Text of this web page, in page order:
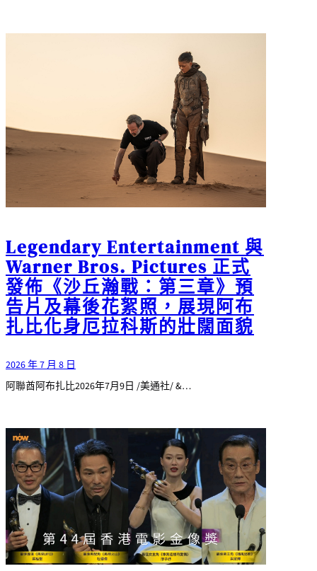
Legendary Entertainment 與
Warner Bros. Pictures 正式
發佈《沙丘瀚戰：第三章》預
告片及幕後花絮照，展現阿布
扎比化身厄拉科斯的壯闊面貌
2026 年 7 月 8 日
阿聯酋阿布扎比2026年7月9日 /美通社/ &…